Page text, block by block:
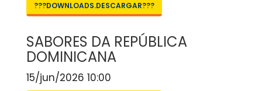
???DOWNLOADS.DESCARGAR???
SABORES DA REPÚBLICA
DOMINICANA
15/jun/2026 10:00